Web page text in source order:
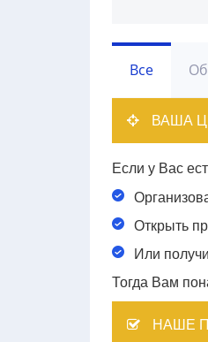
Все
ВАША
Если у Вас
Открыть
Или
Тогда Вам
НАШЕ